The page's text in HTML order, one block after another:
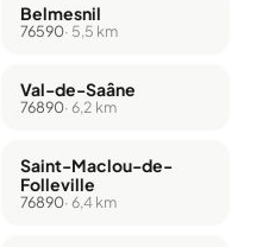
Belmesnil
76590· 5,5 km
Val-de-Saâne
76890· 6,2 km
Saint-Maclou-de-
Folleville
76890· 6,4 km